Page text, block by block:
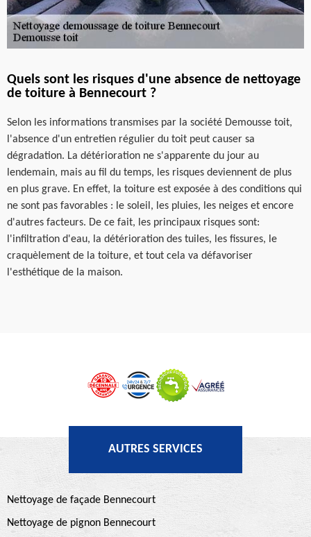
Quels sont les risques d'une absence de nettoyage
de toiture à Bennecourt ?
Selon les informations transmises par la société Demousse toit,
l'absence d'un entretien régulier du toit peut causer sa
dégradation. La détérioration ne s'apparente du jour au
lendemain, mais au fil du temps, les risques deviennent de plus
en plus grave. En effet, la toiture est exposée à des conditions qui
ne sont pas favorables : le soleil, les pluies, les neiges et encore
d'autres facteurs. De ce fait, les principaux risques sont:
l'infiltration d'eau, la détérioration des tuiles, les fissures, le
craquèlement de la toiture, et tout cela va défavoriser
l'esthétique de la maison.
AUTRES SERVICES
Nettoyage de façade Bennecourt
Nettoyage de pignon Bennecourt